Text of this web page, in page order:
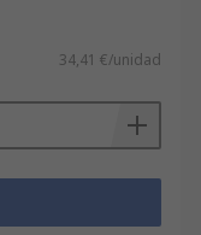
34,41 €/unidad